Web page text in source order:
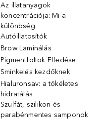
Az illatanyagok
koncentrációja: Mi a
különbség
Autóillatosítók
Brow Laminálás
Pigmentfoltok Elfedése
Sminkelés kezdőknek
Hialuronsav: a tökéletes
hidratálás
Szulfát, szilikon és
parabénmentes samponok